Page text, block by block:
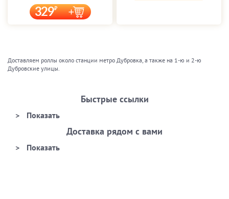
329
Доставляем роллы около станции метро Дубровка, а также на 1-ю и 2-ю
Дубровские улицы.
Быстрые ссылки
Доставка рядом с вами